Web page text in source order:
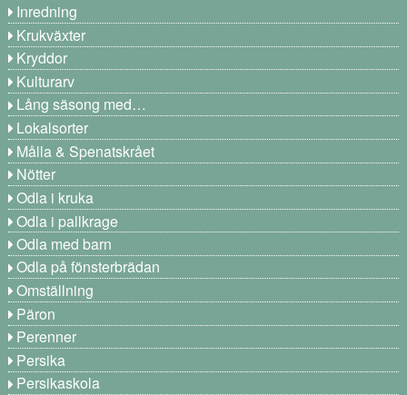
Inredning
Krukväxter
Kryddor
Kulturarv
Lång säsong med…
Lokalsorter
Målla & Spenatskrået
Nötter
Odla i kruka
Odla i pallkrage
Odla med barn
Odla på fönsterbrädan
Omställning
Päron
Perenner
Persika
Persikaskola